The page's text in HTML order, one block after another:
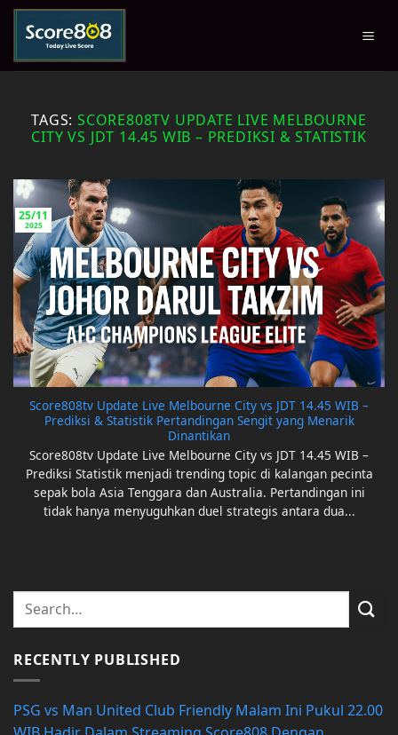
Skip
content
TAGS:SCORE808TV UPDATE LIVE MELBOURNE
CITY VS JDT 14.45 WIB – PREDIKSI & STATISTIK
Score808tv Update Live Melbourne City vs JDT 14.45 WIB –
Prediksi & Statistik Pertandingan Sengit yang Menarik
Dinantikan
Score808tv Update Live Melbourne City vs JDT 14.45 WIB –
Prediksi Statistik menjadi trending topic di kalangan pecinta
sepak bola Asia Tenggara dan Australia. Pertandingan ini
tidak hanya menyuguhkan duel strategis antara dua...
25/11
2025
RECENTLY PUBLISHED
PSG vs Man United Club Friendly Malam Ini Pukul 22.00